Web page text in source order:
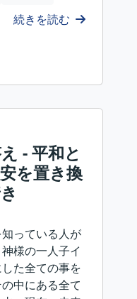
続きを読む
- 平和と
を置き換
っている人が
様の一人子イ
た全ての事を
中にある全て